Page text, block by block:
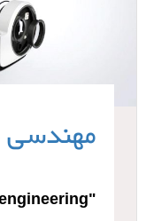
"Reverse engineering" چه معنایی دارد؟